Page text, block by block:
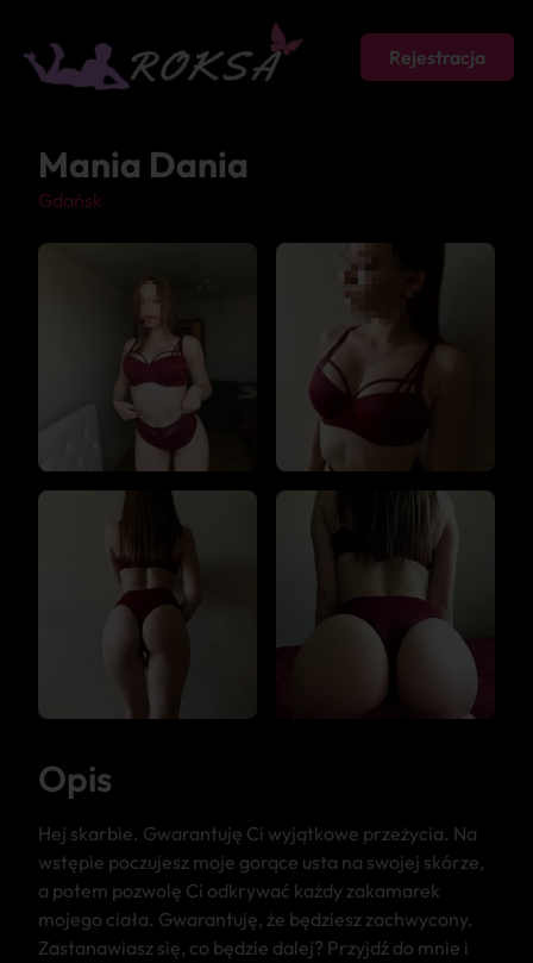
Rejestracja
Mania Dania
Gdańsk
Opis
Hej skarbie. Gwarantuję Ci wyjątkowe przeżycia. Na
wstępie poczujesz moje gorące usta na swojej skórze,
a potem pozwolę Ci odkrywać każdy zakamarek
mojego ciała. Gwarantuję, że będziesz zachwycony.
Zastanawiasz się, co będzie dalej? Przyjdź do mnie i